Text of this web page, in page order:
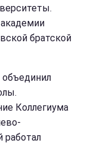
братской
Коллегиума
работал